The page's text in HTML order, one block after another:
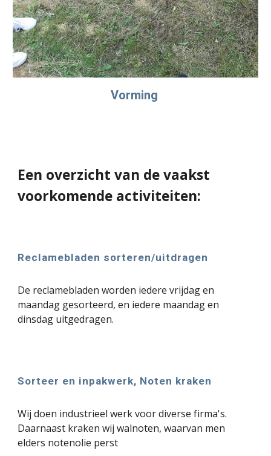
Vorming
Een overzicht van de vaakst
voorkomende activiteiten:
Reclamebladen sorteren/uitdragen
De reclamebladen worden iedere vrijdag en
maandag gesorteerd, en iedere maandag en
dinsdag uitgedragen.
Sorteer en inpakwerk, Noten kraken
Wij doen industrieel werk voor diverse firma's.
Daarnaast kraken wij walnoten, waarvan men
elders notenolie perst